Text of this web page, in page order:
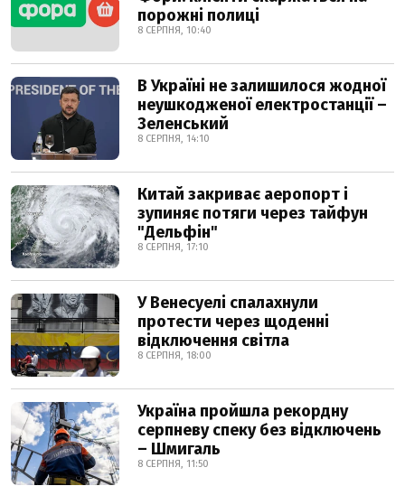
порожні полиці
8 СЕРПНЯ, 10:40
В Україні не залишилося жодної
неушкодженої електростанції –
Зеленський
8 СЕРПНЯ, 14:10
Китай закриває аеропорт і
зупиняє потяги через тайфун
"Дельфін"
8 СЕРПНЯ, 17:10
У Венесуелі спалахнули
протести через щоденні
відключення світла
8 СЕРПНЯ, 18:00
Україна пройшла рекордну
серпневу спеку без відключень
– Шмигаль
8 СЕРПНЯ, 11:50